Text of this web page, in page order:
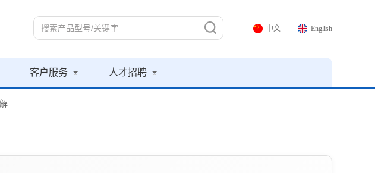
中文 English
客户服务 人才招聘